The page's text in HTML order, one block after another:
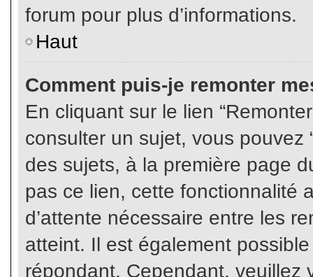
forum pour plus d’informations.
Haut
Comment puis-je remonter
En cliquant sur le lien
consulter un sujet, vous pouvez
des sujets, à la première page
pas ce lien, cette fonctionnalité
d’attente nécessaire entre les
atteint. Il est également
répondant. Cependant, veuillez